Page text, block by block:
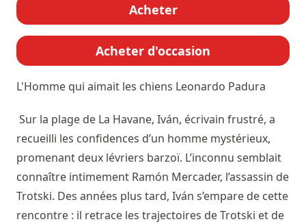
Acheter
Acheter d'occasion
L'Homme qui aimait les chiens Leonardo Padura
Sur la plage de La Havane, Iván, écrivain frustré, a
recueilli les confidences d’un homme mystérieux,
promenant deux lévriers barzoï. L’inconnu semblait
connaître intimement Ramón Mercader, l’assassin de
Trotski. Des années plus tard, Iván s’empare de cette
rencontre : il retrace les trajectoires de Trotski et de